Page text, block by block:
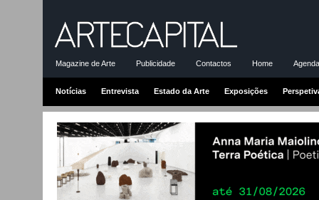
Magazine de Arte Publicidade Contactos Home
Notícias Entrevista Estado da Arte Exposições